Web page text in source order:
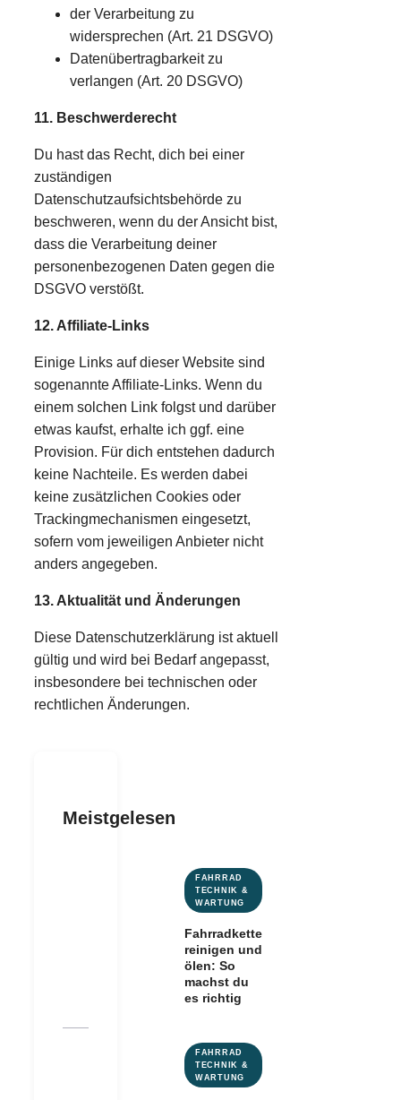
der Verarbeitung zu
widersprechen (Art. 21 DSGVO)
Datenübertragbarkeit zu
verlangen (Art. 20 DSGVO)
11. Beschwerderecht
Du hast das Recht, dich bei einer
zuständigen
Datenschutzaufsichtsbehörde zu
beschweren, wenn du der Ansicht bist,
dass die Verarbeitung deiner
personenbezogenen Daten gegen die
DSGVO verstößt.
12. Affiliate-Links
Einige Links auf dieser Website sind
sogenannte Affiliate-Links. Wenn du
einem solchen Link folgst und darüber
etwas kaufst, erhalte ich ggf. eine
Provision. Für dich entstehen dadurch
keine Nachteile. Es werden dabei
keine zusätzlichen Cookies oder
Trackingmechanismen eingesetzt,
sofern vom jeweiligen Anbieter nicht
anders angegeben.
13. Aktualität und Änderungen
Diese Datenschutzerklärung ist aktuell
gültig und wird bei Bedarf angepasst,
insbesondere bei technischen oder
rechtlichen Änderungen.
Meistgelesen
FAHRRAD
TECHNIK &
WARTUNG
Fahrradkette
reinigen und
ölen: So
machst du
es richtig
FAHRRAD
TECHNIK &
WARTUNG